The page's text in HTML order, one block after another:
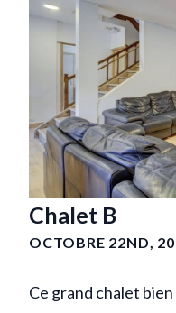
Chalet B
OCTOBRE 22ND,
Ce grand chalet